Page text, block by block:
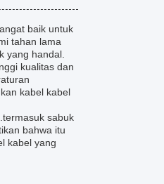
baik untuk
tahan lama
yang handal.
kualitas dan
kabel kabel
sabuk
bahwa itu
kabel yang